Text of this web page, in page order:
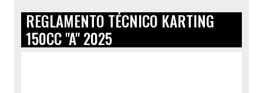
REGLAMENTO TÉCNICO KARTING
150CC "A" 2025